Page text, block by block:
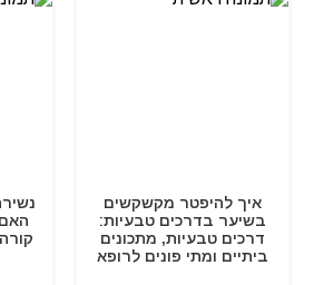
איך להיפטר מקשקשים
בשיער בדרכים טבעיות:
דרכים טבעיות, מתכונים
ביתיים ומתי פונים לרופא